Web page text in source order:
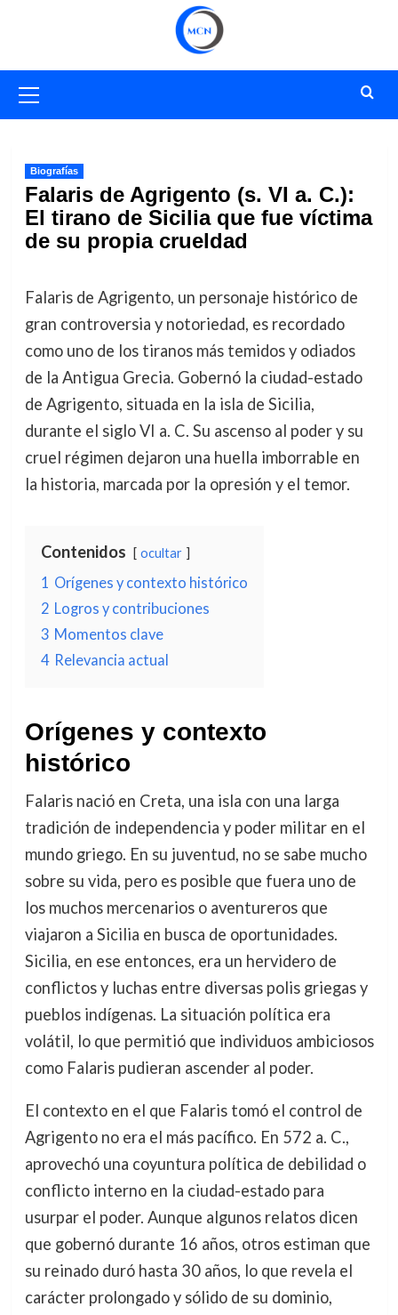
primario
Biografías
Falaris de Agrigento (s. VI a. C.):
El tirano de Sicilia que fue víctima
de su propia crueldad
Falaris de Agrigento, un personaje histórico de
gran controversia y notoriedad, es recordado
como uno de los tiranos más temidos y odiados
de la Antigua Grecia. Gobernó la ciudad-estado
de Agrigento, situada en la isla de Sicilia,
durante el siglo VI a. C. Su ascenso al poder y su
cruel régimen dejaron una huella imborrable en
la historia, marcada por la opresión y el temor.
Contenidos ocultar
1 Orígenes y contexto histórico
2 Logros y contribuciones
3 Momentos clave
4 Relevancia actual
Orígenes y contexto
histórico
Falaris nació en Creta, una isla con una larga
tradición de independencia y poder militar en el
mundo griego. En su juventud, no se sabe mucho
sobre su vida, pero es posible que fuera uno de
los muchos mercenarios o aventureros que
viajaron a Sicilia en busca de oportunidades.
Sicilia, en ese entonces, era un hervidero de
conflictos y luchas entre diversas polis griegas y
pueblos indígenas. La situación política era
volátil, lo que permitió que individuos ambiciosos
como Falaris pudieran ascender al poder.
El contexto en el que Falaris tomó el control de
Agrigento no era el más pacífico. En 572 a. C.,
aprovechó una coyuntura política de debilidad o
conflicto interno en la ciudad-estado para
usurpar el poder. Aunque algunos relatos dicen
que gobernó durante 16 años, otros estiman que
su reinado duró hasta 30 años, lo que revela el
carácter prolongado y sólido de su dominio,